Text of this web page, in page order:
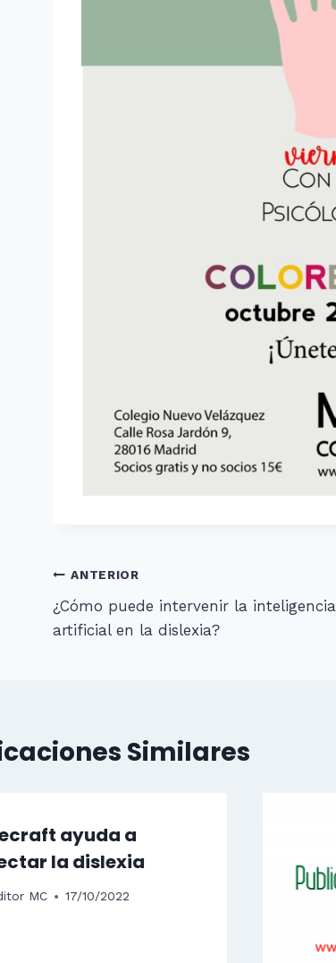
Navegación
de
ANTERIOR
¿Cómo puede intervenir la inteligencia
artificial en la dislexia?
Similares
ayuda a
la dislexia
MC 17/10/2022